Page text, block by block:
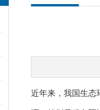
近年来，我国生态